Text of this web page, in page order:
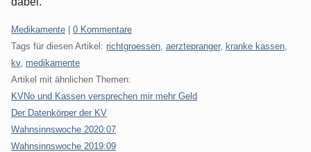
Kategorien:
Medikamente
0 Kommentare
Tags für diesen Artikel: richtgroessen aerztepranger, kranke kassen
kv, medikamente
Artikel mit ähnlichen Themen:
KVNo und Kassen versprechen mir mehr Geld
Der Datenkörper der KV
Wahnsinnswoche 2020:07
Wahnsinnswoche 2019:09